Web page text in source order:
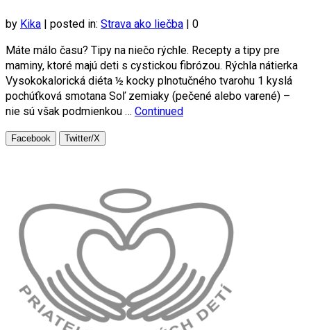
by Kika | posted in: Strava ako liečba | 0
Máte málo času? Tipy na niečo rýchle. Recepty a tipy pre
maminy, ktoré majú deti s cystickou fibrózou. Rýchla nátierka
Vysokokalorická diéta ½ kocky plnotučného tvarohu 1 kyslá
pochúťková smotana Soľ zemiaky (pečené alebo varené) –
nie sú však podmienkou … Continued
Facebook Twitter/X